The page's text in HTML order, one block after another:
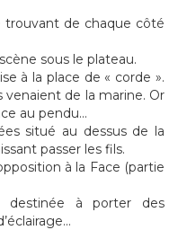
trouvant de chaque côté
sous le plateau.
à la place de « corde ».
de la marine. Or
au pendu...
situé au dessus de la
passer les fils.
à la Face (partie
destinée à porter des